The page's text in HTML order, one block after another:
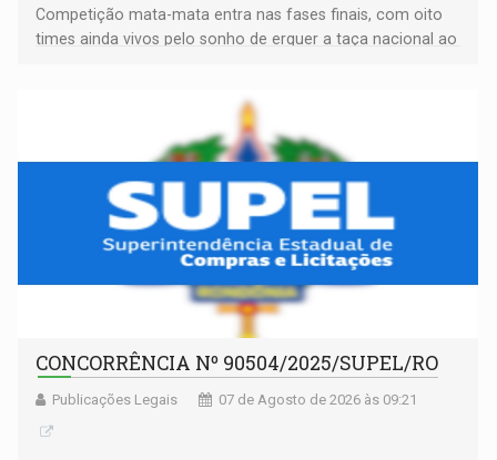
Competição mata-mata entra nas fases finais, com oito
times ainda vivos pelo sonho de erguer a taça nacional ao
CONCORRÊNCIA Nº 90504/2025/SUPEL/RO
Publicações Legais 07 de Agosto de 2026 às 09:21